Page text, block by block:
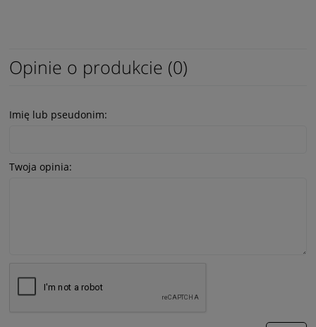
Opinie o produkcie (0)
Imię lub pseudonim:
Twoja opinia: